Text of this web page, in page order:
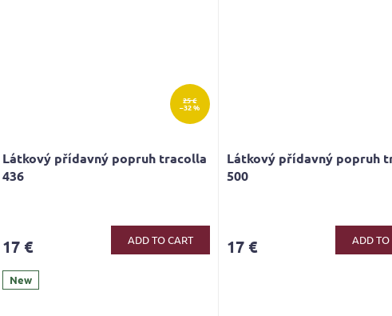
25 €
–32 %
Látkový přídavný popruh tracolla
436
17 € ADD TO CART
Látkový přídavný popruh
500
17 € ADD TO
New